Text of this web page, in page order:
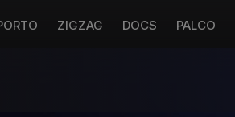
ZIGZAG DOCS PALCO